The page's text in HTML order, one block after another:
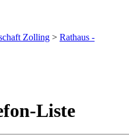
Zolling > Rathaus -
Liste